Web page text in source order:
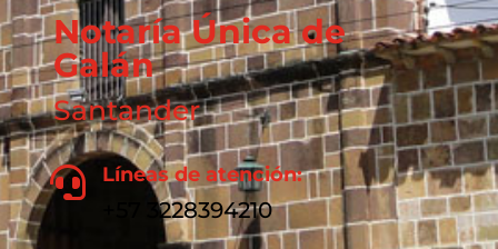
Notaría Única de
Galán
Santander
 Líneas de atención:
+57 3228394210